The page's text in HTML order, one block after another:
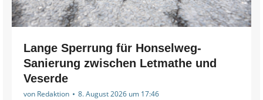
Lange Sperrung für Honselweg-
Sanierung zwischen Letmathe und
Veserde
von Redaktion 8. August 2026 um 17:46